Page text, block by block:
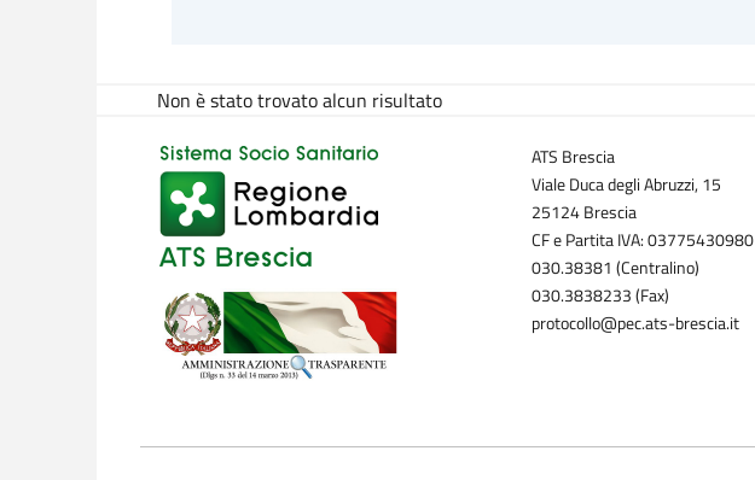
Non è stato trovato alcun risultato
ATS Brescia
Viale Duca degli Abruzzi, 15
25124 Brescia
CF e Partita IVA: 03775430980
030.38381 (Centralino)
030.3838233 (Fax)
protocollo@pec.ats-brescia.it